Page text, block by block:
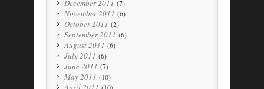
December 2011 (7)
November 2011 (6)
October 2011 (2)
September 2011 (6)
August 2011 (6)
July 2011 (6)
June 2011 (7)
May 2011 (10)